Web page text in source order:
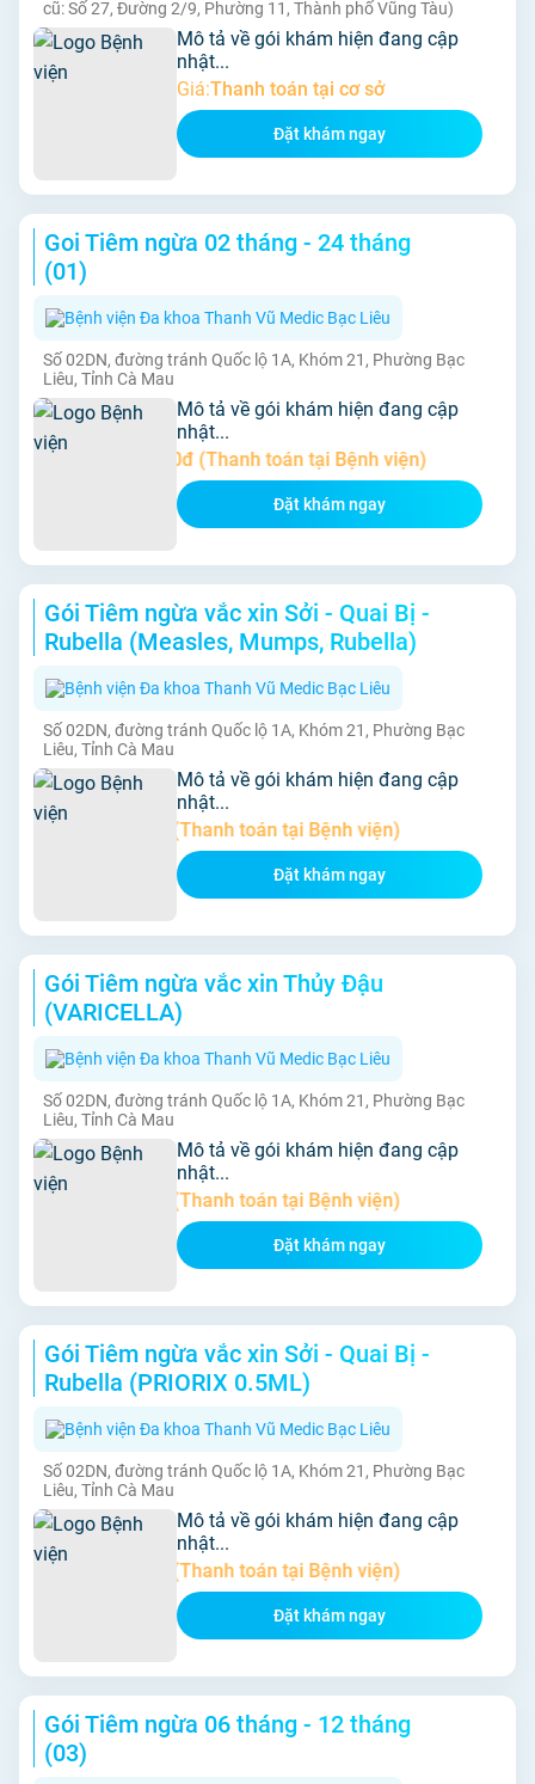
cũ: Số 27, Đường 2/9, Phường 11, Thành phố Vũng Tàu)
Mô tả về gói khám hiện đang cập
nhật...
Giá:Thanh toán tại cơ sở
Đặt khám ngay
Goi Tiêm ngừa 02 tháng - 24 tháng
(01)
Bệnh viện Đa khoa Thanh Vũ Medic Bạc Liêu
Số 02DN, đường tránh Quốc lộ 1A, Khóm 21, Phường Bạc
Liêu, Tỉnh Cà Mau
Mô tả về gói khám hiện đang cập
nhật...
Giá:
14.430.000đ (Thanh toán tại Bệnh viện)
Đặt khám ngay
Gói Tiêm ngừa vắc xin Sởi - Quai Bị -
Rubella (Measles, Mumps, Rubella)
Bệnh viện Đa khoa Thanh Vũ Medic Bạc Liêu
Số 02DN, đường tránh Quốc lộ 1A, Khóm 21, Phường Bạc
Liêu, Tỉnh Cà Mau
Mô tả về gói khám hiện đang cập
nhật...
Giá:
300.000đ (Thanh toán tại Bệnh viện)
Đặt khám ngay
Gói Tiêm ngừa vắc xin Thủy Đậu
(VARICELLA)
Bệnh viện Đa khoa Thanh Vũ Medic Bạc Liêu
Số 02DN, đường tránh Quốc lộ 1A, Khóm 21, Phường Bạc
Liêu, Tỉnh Cà Mau
Mô tả về gói khám hiện đang cập
nhật...
Giá:
770.000đ (Thanh toán tại Bệnh viện)
Đặt khám ngay
Gói Tiêm ngừa vắc xin Sởi - Quai Bị -
Rubella (PRIORIX 0.5ML)
Bệnh viện Đa khoa Thanh Vũ Medic Bạc Liêu
Số 02DN, đường tránh Quốc lộ 1A, Khóm 21, Phường Bạc
Liêu, Tỉnh Cà Mau
Mô tả về gói khám hiện đang cập
nhật...
Giá:
380.000đ (Thanh toán tại Bệnh viện)
Đặt khám ngay
Gói Tiêm ngừa 06 tháng - 12 tháng
(03)